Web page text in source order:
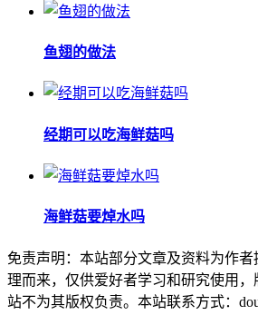
鱼翅的做法
经期可以吃海鲜菇吗
海鲜菇要焯水吗
免责声明：本站部分文章及资料为作
理而来，仅供爱好者学习和研究使用
站不为其版权负责。本站联系方式：